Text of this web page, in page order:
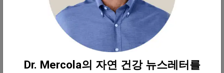
보풀 필터를 비누와 따뜻한 물로 씻어 화학
잔여물을 제거한다.
더 건강한 세제와 습관으로 점진적으
로 바꿔간다. 한 번에 하나씩 바꾸면 충분하다.
Dr. Mercola의 자연 건강 뉴스레터를